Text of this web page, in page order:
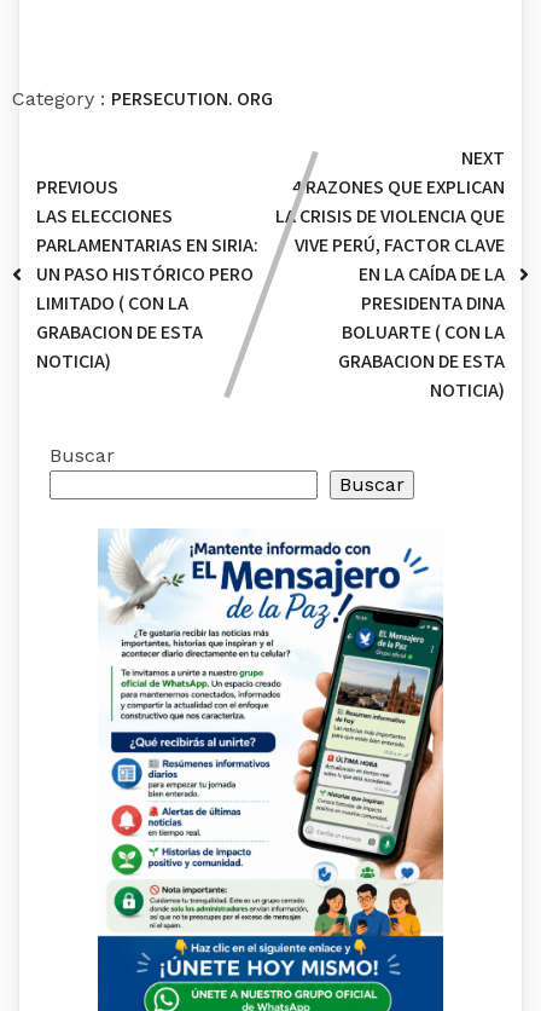
Category : PERSECUTION. ORG
PREVIOUS
LAS ELECCIONES
PARLAMENTARIAS EN SIRIA:
UN PASO HISTÓRICO PERO
LIMITADO ( CON LA
GRABACION DE ESTA
NOTICIA)
NEXT
4 RAZONES QUE EXPLICAN
LA CRISIS DE VIOLENCIA QUE
VIVE PERÚ, FACTOR CLAVE
EN LA CAÍDA DE LA
PRESIDENTA DINA
BOLUARTE ( CON LA
GRABACION DE ESTA
NOTICIA)
Buscar
Buscar